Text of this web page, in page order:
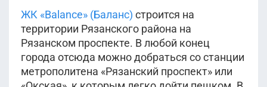
ЖК «Balance» (Баланс) строится на
территории Рязанского района на
Рязанском проспекте. В любой конец
города отсюда можно добраться со станции
метрополитена «Рязанский проспект» или